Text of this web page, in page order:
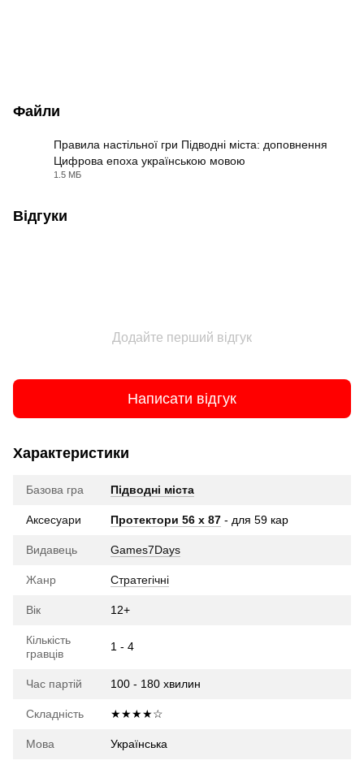
Файли
Правила настільної гри Підводні міста: доповнення
Цифрова епоха українською мовою
1.5 МБ
Відгуки
Додайте перший відгук
Написати відгук
Характеристики
Базова гра Підводні міста
Аксесуари Протектори 56 x 87 - для 59 кар
Видавець Games7Days
Жанр Стратегічні
Вік 12+
Кількість
гравців
1 - 4
Час партій 100 - 180 хвилин
Складність ★★★★☆
Мова Українська